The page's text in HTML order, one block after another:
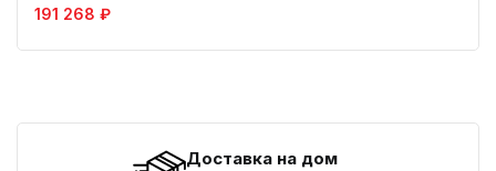
191 268 ₽
Доставка на дом